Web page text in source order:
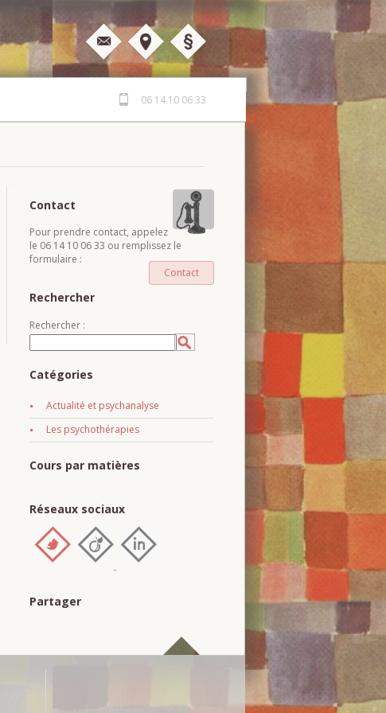
06 14 10 06 33
Contact
Pour prendre contact, appelez
le 06 14 10 06 33 ou remplissez le
formulaire :
Contact
Rechercher
Rechercher :
Catégories
Actualité et psychanalyse
Les psychothérapies
Cours par matières
Réseaux sociaux
Partager